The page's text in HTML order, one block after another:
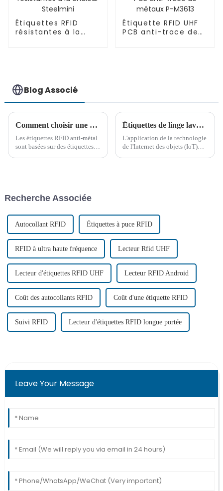
Étiquettes RFID
résistantes à la
Étiquette RFID UHF
PCB anti-trace de
Blog Associé
Comment choisir une étiquette RFID anti-métal ?
Les étiquettes RFID anti-métal
sont basées sur des étiquettes
défaillance de l'adhérence de
Étiquettes de linge lavables qui résistent au lavage industriel et médical, le meilleur choix pour la gestion du linge
L'application de la technologie
de l'Internet des objets (IoT)
Recherche Associée
Autocollant RFID Étiquettes à puce RFID
RFID à ultra haute fréquence Lecteur Rfid UHF
Lecteur d'étiquettes RFID UHF Lecteur RFID Android
Coût des autocollants RFID Coût d'une étiquette RFID
Suivi RFID Lecteur d'étiquettes RFID longue portée
Leave Your Message